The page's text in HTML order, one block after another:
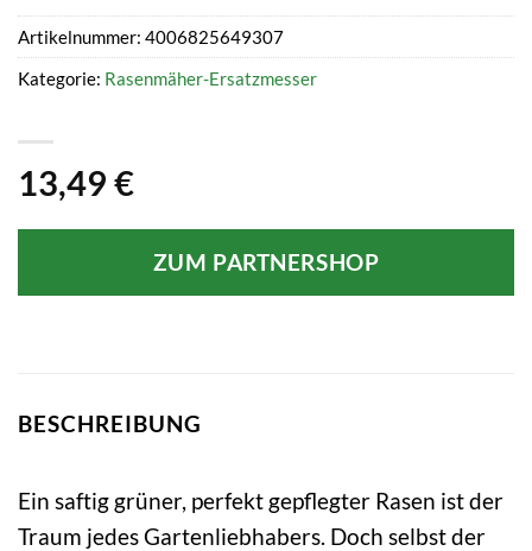
13,49 €
ZUM PARTNERSHOP
Artikelnummer: 4006825649307
Kategorie: Rasenmäher-Ersatzmesser
BESCHREIBUNG
Ein saftig grüner, perfekt gepflegter Rasen ist der
Traum jedes Gartenliebhabers. Doch selbst der